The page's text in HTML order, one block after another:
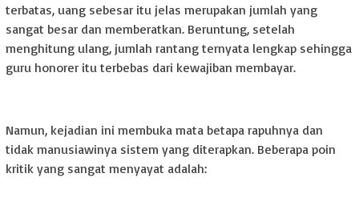
terbatas, uang sebesar itu jelas merupakan jumlah yang
sangat besar dan memberatkan. Beruntung, setelah
menghitung ulang, jumlah rantang ternyata lengkap sehingga
guru honorer itu terbebas dari kewajiban membayar.
Namun, kejadian ini membuka mata betapa rapuhnya dan
tidak manusiawinya sistem yang diterapkan. Beberapa poin
kritik yang sangat menyayat adalah: